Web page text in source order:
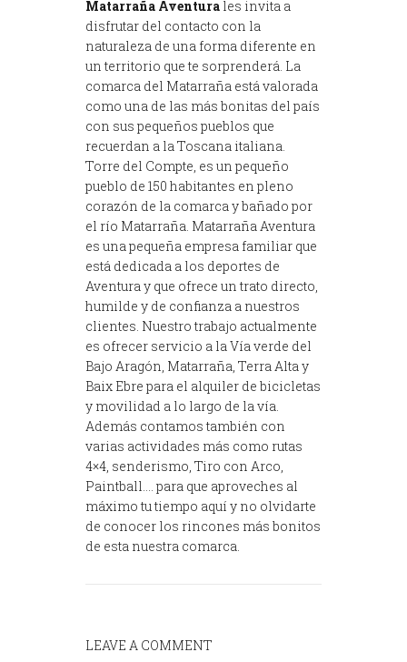
Matarraña Aventura les invita a
disfrutar del contacto con la
naturaleza de una forma diferente en
un territorio que te sorprenderá. La
comarca del Matarraña está valorada
como una de las más bonitas del país
con sus pequeños pueblos que
recuerdan a la Toscana italiana.
Torre del Compte, es un pequeño
pueblo de 150 habitantes en pleno
corazón de la comarca y bañado por
el río Matarraña. Matarraña Aventura
es una pequeña empresa familiar que
está dedicada a los deportes de
Aventura y que ofrece un trato directo,
humilde y de confianza a nuestros
clientes. Nuestro trabajo actualmente
es ofrecer servicio a la Vía verde del
Bajo Aragón, Matarraña, Terra Alta y
Baix Ebre para el alquiler de bicicletas
y movilidad a lo largo de la vía.
Además contamos también con
varias actividades más como rutas
4×4, senderismo, Tiro con Arco,
Paintball…. para que aproveches al
máximo tu tiempo aquí y no olvidarte
de conocer los rincones más bonitos
de esta nuestra comarca.
LEAVE A COMMENT